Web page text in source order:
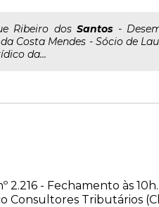
Ribeiro dosSantos -
Costa Mendes - Sócio de
da...
2.216 - Fechamento às
Tributários